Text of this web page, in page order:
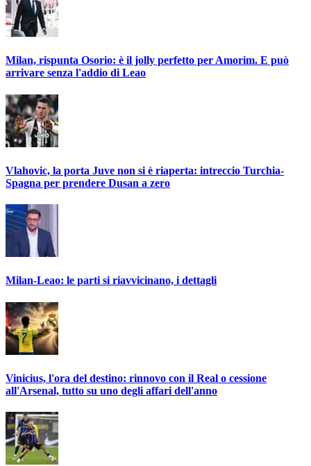
Milan, rispunta Osorio: è il jolly perfetto per Amorim. E può
arrivare senza l'addio di Leao
Vlahovic, la porta Juve non si è riaperta: intreccio Turchia-
Spagna per prendere Dusan a zero
Milan-Leao: le parti si riavvicinano, i dettagli
Vinicius, l'ora del destino: rinnovo con il Real o cessione
all'Arsenal, tutto su uno degli affari dell'anno